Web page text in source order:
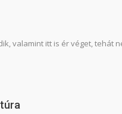
valamint itt is ér véget, tehát